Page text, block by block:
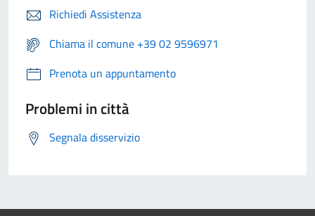
Richiedi Assistenza
Chiama il comune +39 02 9596971
Prenota un appuntamento
Problemi in città
Segnala disservizio